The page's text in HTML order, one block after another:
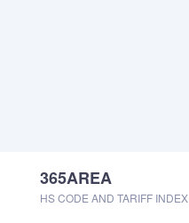
365AREA
HS CODE AND TARIFF INDEX